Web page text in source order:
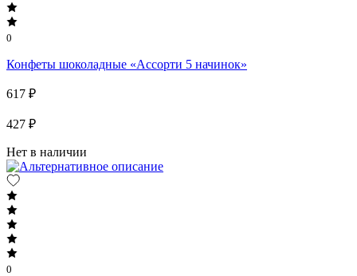
0
Конфеты шоколадные «Ассорти 5 начинок»
617 ₽
427 ₽
Нет в наличии
0